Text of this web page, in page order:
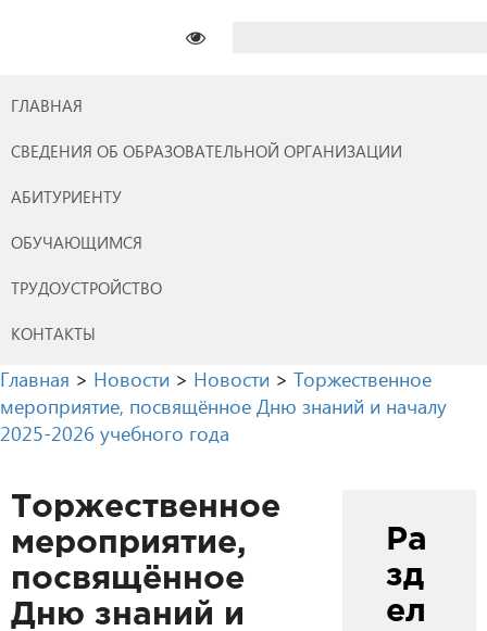
ГЛАВНАЯ
СВЕДЕНИЯ ОБ ОБРАЗОВАТЕЛЬНОЙ ОРГАНИЗАЦИИ
АБИТУРИЕНТУ
ОБУЧАЮЩИМСЯ
ТРУДОУСТРОЙСТВО
КОНТАКТЫ
Главная > Новости > Новости > Торжественное
мероприятие, посвящённое Дню знаний и началу
2025-2026 учебного года
Торжественное
мероприятие,
посвящённое
Дню знаний и
Ра
зд
ел